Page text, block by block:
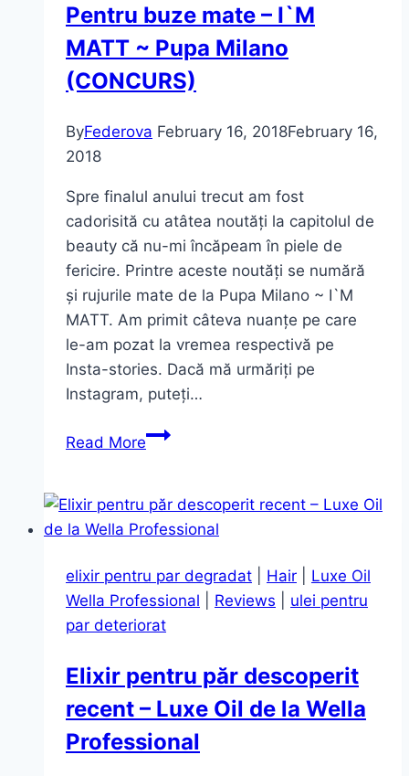
Pentru buze mate – I`M
MATT ~ Pupa Milano
(CONCURS)
ByFederova February 16, 2018February 16,
2018
Spre finalul anului trecut am fost
cadorisită cu atâtea noutăți la capitolul de
beauty că nu-mi încăpeam în piele de
fericire. Printre aceste noutăți se numără
și rujurile mate de la Pupa Milano ~ I`M
MATT. Am primit câteva nuanțe pe care
le-am pozat la vremea respectivă pe
Insta-stories. Dacă mă urmăriți pe
Instagram, puteți…
Read MorePentru
–
I`M
~
Pupa
Milano
elixir pentru par degradat Hair
Luxe Oil
Wella Professional
Reviews
ulei pentru
par deteriorat
Elixir pentru păr descoperit
recent – Luxe Oil de la Wella
Professional